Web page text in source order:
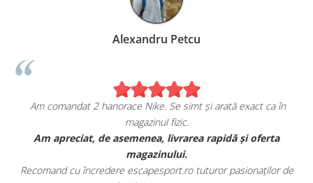
Alexandru Petcu
comandat 2 hanorace Nike. Se simt și arată exact ca în
magazinul fizic.
Am apreciat, de asemenea, livrarea rapidă și oferta
magazinului.
cu încredere escapesport.ro tuturor pasionaților de